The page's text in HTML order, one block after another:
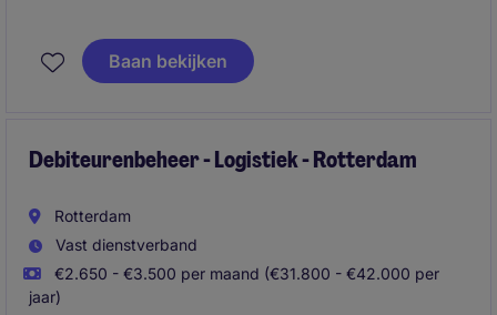
Baan bekijken
Debiteurenbeheer - Logistiek - Rotterdam
Rotterdam
Vast dienstverband
€2.650 - €3.500 per maand (€31.800 - €42.000 per
jaar)